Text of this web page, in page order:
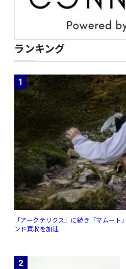
ランキング
1
「アークテリクス」に続き「マムー
ンド買収を加速
2